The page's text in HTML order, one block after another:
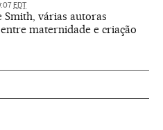
EDT
Smith, várias autoras
maternidade e criação